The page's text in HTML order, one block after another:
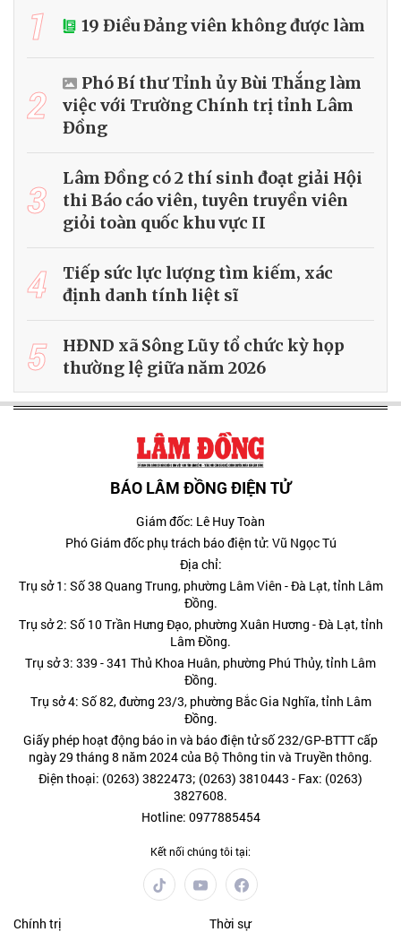
1 19 Điều Đảng viên không được làm
2
Phó Bí thư Tỉnh ủy Bùi Thắng làm
việc với Trường Chính trị tỉnh Lâm
Đồng
3
Lâm Đồng có 2 thí sinh đoạt giải Hội
thi Báo cáo viên, tuyên truyền viên
giỏi toàn quốc khu vực II
4
Tiếp sức lực lượng tìm kiếm, xác
định danh tính liệt sĩ
5
HĐND xã Sông Lũy tổ chức kỳ họp
thường lệ giữa năm 2026
BÁO LÂM ĐỒNG ĐIỆN TỬ
Giám đốc: Lê Huy Toàn
Phó Giám đốc phụ trách báo điện tử: Vũ Ngọc Tú
Địa chỉ:
Trụ sở 1: Số 38 Quang Trung, phường Lâm Viên - Đà Lạt, tỉnh Lâm
Đồng.
Trụ sở 2: Số 10 Trần Hưng Đạo, phường Xuân Hương - Đà Lạt, tỉnh
Lâm Đồng.
Trụ sở 3: 339 - 341 Thủ Khoa Huân, phường Phú Thủy, tỉnh Lâm
Đồng.
Trụ sở 4: Số 82, đường 23/3, phường Bắc Gia Nghĩa, tỉnh Lâm
Đồng.
Giấy phép hoạt động báo in và báo điện tử số 232/GP-BTTT cấp
ngày 29 tháng 8 năm 2024 của Bộ Thông tin và Truyền thông.
Điện thoại: (0263) 3822473; (0263) 3810443 - Fax: (0263)
3827608.
Hotline: 0977885454
Kết nối chúng tôi tại:
Chính trị Thời sự